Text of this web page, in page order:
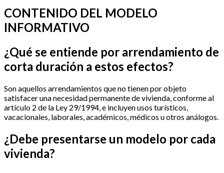
CONTENIDO DEL MODELO
INFORMATIVO
¿Qué se entiende por arrendamiento de
corta duración a estos efectos?
Son aquellos arrendamientos que no tienen por objeto
satisfacer una necesidad permanente de vivienda, conforme al
artículo 2 de la Ley 29/1994, e incluyen usos turísticos,
vacacionales, laborales, académicos, médicos u otros análogos.
¿Debe presentarse un modelo por cada
vivienda?